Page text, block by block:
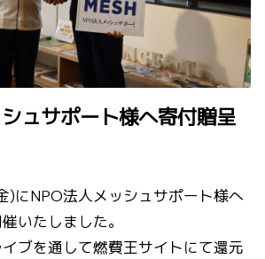
ュサポート様へ寄付贈呈
)にNPO法人メッシュサポート様へ
いたしました。
ブを通して燃費王サイトにて還元